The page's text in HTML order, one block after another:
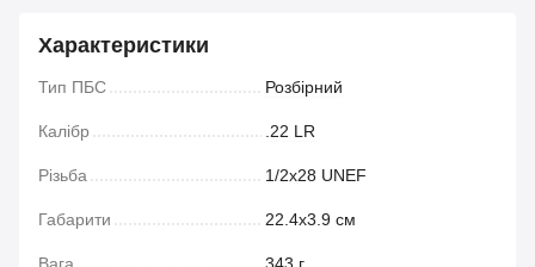
Характеристики
Тип ПБС Розбірний
Калібр .22 LR
Різьба 1/2x28 UNEF
Габарити 22.4х3.9 см